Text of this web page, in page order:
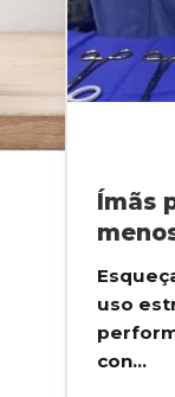
Ímãs
uso
con...